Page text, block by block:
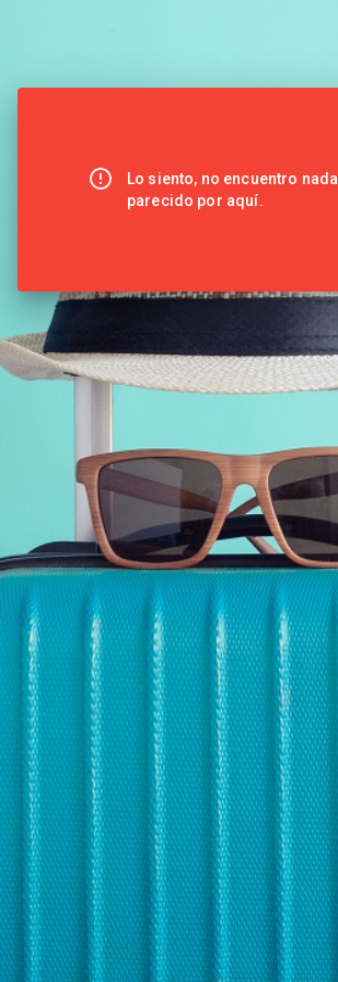
Lo siento, no encuentro nada
parecido por aquí.